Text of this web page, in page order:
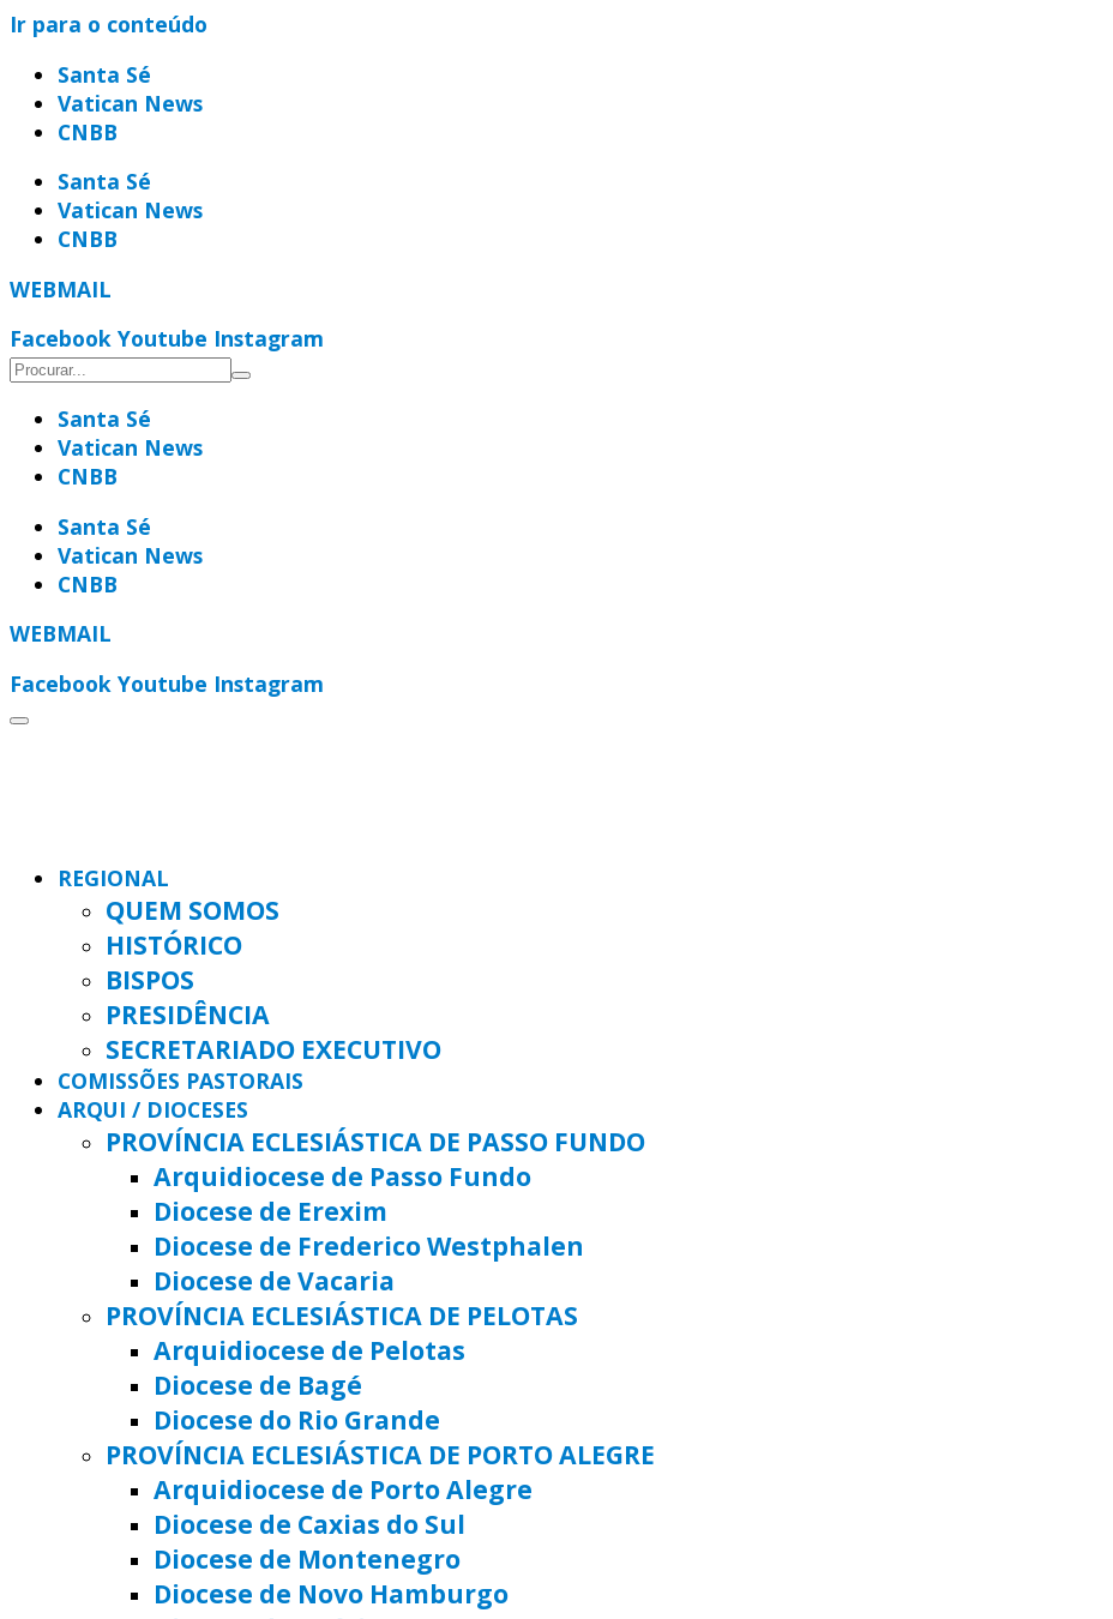
Ir para o conteúdo
Santa Sé
Vatican News
CNBB
Santa Sé
Vatican News
CNBB
WEBMAIL
Facebook Youtube Instagram
Santa Sé
Vatican News
CNBB
Santa Sé
Vatican News
CNBB
WEBMAIL
Facebook Youtube Instagram
REGIONAL
QUEM SOMOS
HISTÓRICO
BISPOS
PRESIDÊNCIA
SECRETARIADO EXECUTIVO
COMISSÕES PASTORAIS
ARQUI / DIOCESES
PROVÍNCIA ECLESIÁSTICA DE PASSO FUNDO
Arquidiocese de Passo Fundo
Diocese de Erexim
Diocese de Frederico Westphalen
Diocese de Vacaria
PROVÍNCIA ECLESIÁSTICA DE PELOTAS
Arquidiocese de Pelotas
Diocese de Bagé
Diocese do Rio Grande
PROVÍNCIA ECLESIÁSTICA DE PORTO ALEGRE
Arquidiocese de Porto Alegre
Diocese de Caxias do Sul
Diocese de Montenegro
Diocese de Novo Hamburgo